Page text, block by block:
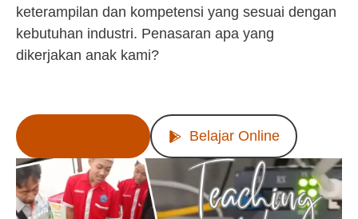
keterampilan dan kompetensi yang sesuai dengan
kebutuhan industri. Penasaran apa yang
dikerjakan anak kami?
Belajar Online